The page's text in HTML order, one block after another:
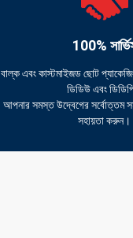
100%
বাল্ক এবং কাস্টমাইজড ছোট
ডিডিউ এবং
আপনার সমস্ত উদ্বেগের সর্বোত্তম
সহায়তা করুন।